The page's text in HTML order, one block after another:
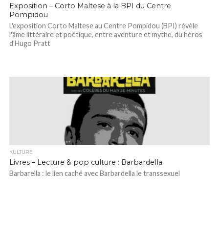
Exposition – Corto Maltese à la BPI du Centre
Pompidou
L'exposition Corto Maltese au Centre Pompidou (BPI) révèle
l'âme littéraire et poétique, entre aventure et mythe, du héros
d’Hugo Pratt
КULTURE
Livres – Lecture & pop culture : Barbardella
Barbarella : le lien caché avec Barbardella le transsexuel